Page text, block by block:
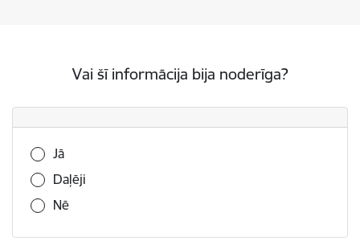
Vai šī informācija bija noderīga?
Vai šī informācija bija noderīga?
Jā
Daļēji
Nē